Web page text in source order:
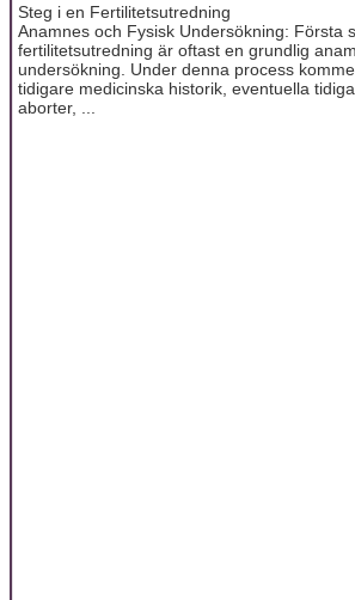
Steg i en Fertilitetsutredning
Anamnes och Fysisk Undersökning: Första
fertilitetsutredning är oftast en grundlig
undersökning. Under denna process
tidigare medicinska historik, eventuella
aborter, ...